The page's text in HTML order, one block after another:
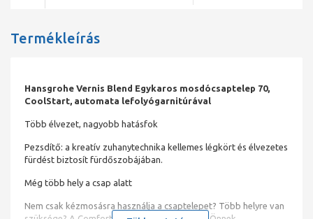
Termékleírás
Hansgrohe Vernis Blend Egykaros mosdócsaptelep 70,
CoolStart, automata lefolyógarnitúrával
Több élvezet, nagyobb hatásfok
Pezsdítő: a kreatív zuhanytechnika kellemes légkört és élvezetes
fürdést biztosít fürdőszobájában.
Még több hely a csap alatt
Nem csak kézmosásra használja a csaptelepet? Több helyre van